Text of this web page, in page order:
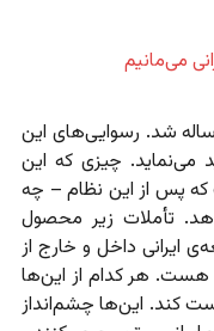
می‌مانیم
نظام وجدان‌سوز و تباه جمهوری اسلامی دیروز ۴۸ ساله شد. رسوایی‌های این
می‌نماید. چیزی که این
که پس از این نظام – چه
تأملات زیر محصول
داخل و خارج از
هست. هر کدام از این‌ها
کند. این‌ها چشم‌انداز